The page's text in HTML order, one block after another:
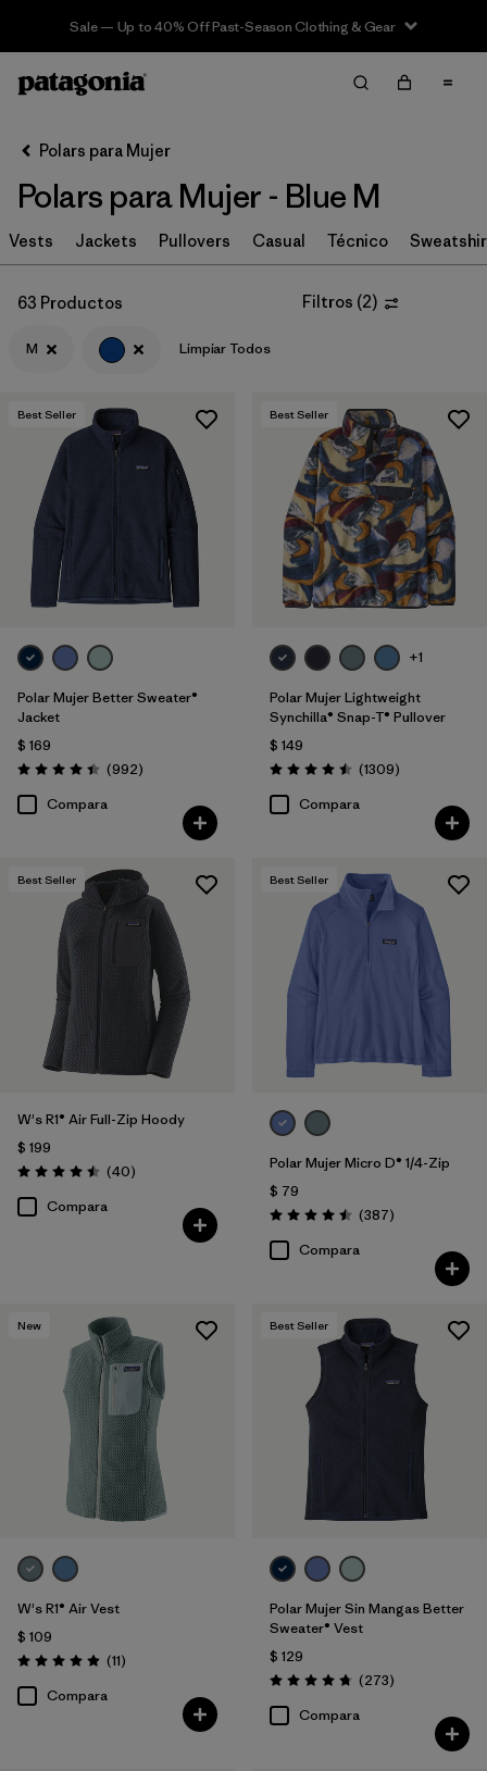
Sale — Up to 40% Off Past-Season Clothing & Gear
Filter & Sort Limpiar Todos
Ordenar Por
Filtrar por
Category
Filtrar por
Price
Filtrar por
Size
Filtrar por
Fit
Filtrar por
Color
Filtrar por
Features
Filtrar por
Materials & Fabric
Filtrar por
Sport
Filtrar por
Product Family
Polars para Mujer
Polars para Mujer - Blue M
Vests Jackets Pullovers Casual Técnico
63 Productos Filtros (2)
M Limpiar Todos
Best Seller
Polar Mujer Better Sweater®
Jacket
$ 169
Valoración: 4.4 / 5
(992Comentarios
)
Compara
Best Seller
+1
Polar Mujer Lightweight
Synchilla® Snap-T® Pullover
$ 149
Valoración: 4.5 / 5
(1309Comentarios
)
Compara
Best Seller
W's R1® Air Full-Zip Hoody
$ 199
Valoración: 4.5 / 5
(40Comentarios
)
Compara
Best Seller
Polar Mujer Micro D® 1/4-Zip
$ 79
Valoración: 4.5 / 5
(387Comentarios
)
Compara
New
W's R1® Air Vest
$ 109
Valoración: 4.9 / 5
(11Comentarios
)
Compara
Best Seller
Polar Mujer Sin Mangas Better
Sweater® Vest
$ 129
Valoración: 4.7 / 5
(273Comentarios
)
Compara